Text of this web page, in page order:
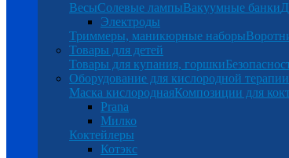
ВесыСолевые лампыВакуумные банки
Электроды
Триммеры, маникюрные наборы
Товары для детей
Товары для купания, горшки
Оборудование для кислородной терапии
Маска кислороднаяКомпозиции для
Prana
Милко
Коктейлеры
Котэкс